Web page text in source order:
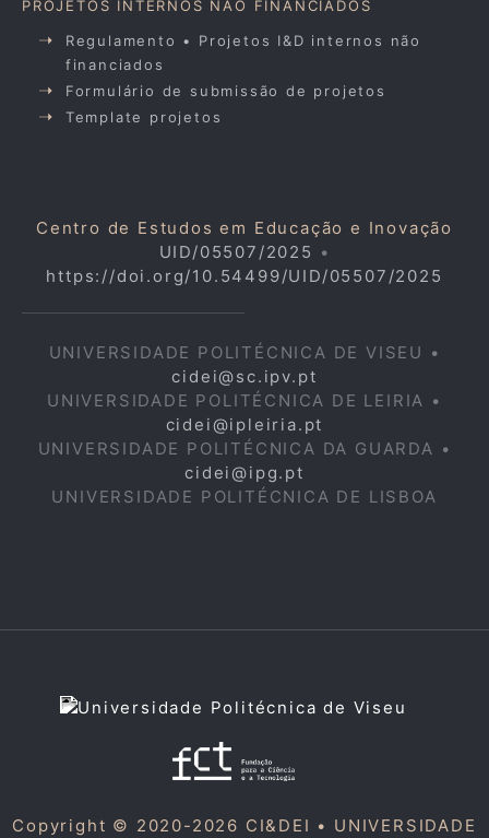
PROJETOS INTERNOS NÃO FINANCIADOS
Regulamento • Projetos I&D internos não
financiados
Formulário de submissão de projetos
Template projetos
Centro de Estudos em Educação e Inovação
UID/05507/2025 •
https://doi.org/10.54499/UID/05507/2025
UNIVERSIDADE POLITÉCNICA DE VISEU •
cidei@sc.ipv.pt
UNIVERSIDADE POLITÉCNICA DE LEIRIA •
cidei@ipleiria.pt
UNIVERSIDADE POLITÉCNICA DA GUARDA •
cidei@ipg.pt
UNIVERSIDADE POLITÉCNICA DE LISBOA
Copyright © 2020-2026 CI&DEI • UNIVERSIDADE